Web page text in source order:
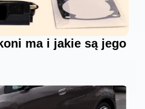
ma i jakie są jego